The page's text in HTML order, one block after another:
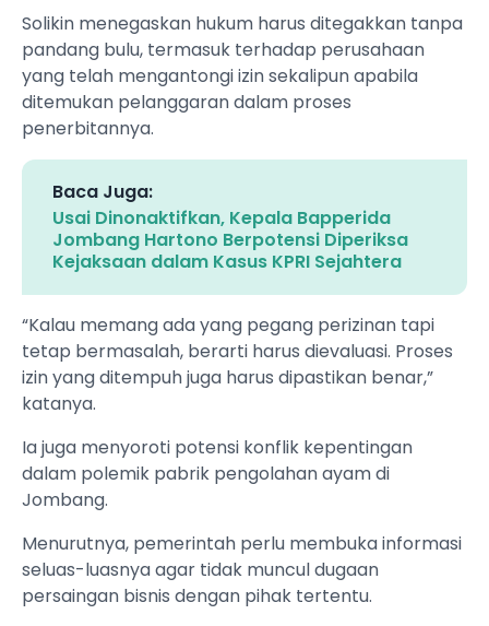
Solikin menegaskan hukum harus ditegakkan tanpa
pandang bulu, termasuk terhadap perusahaan
yang telah mengantongi izin sekalipun apabila
ditemukan pelanggaran dalam proses
penerbitannya.
Baca Juga:
Usai Dinonaktifkan, Kepala Bapperida
Jombang Hartono Berpotensi Diperiksa
Kejaksaan dalam Kasus KPRI Sejahtera
“Kalau memang ada yang pegang perizinan tapi
tetap bermasalah, berarti harus dievaluasi. Proses
izin yang ditempuh juga harus dipastikan benar,”
katanya.
Ia juga menyoroti potensi konflik kepentingan
dalam polemik pabrik pengolahan ayam di
Jombang.
Menurutnya, pemerintah perlu membuka informasi
seluas-luasnya agar tidak muncul dugaan
persaingan bisnis dengan pihak tertentu.